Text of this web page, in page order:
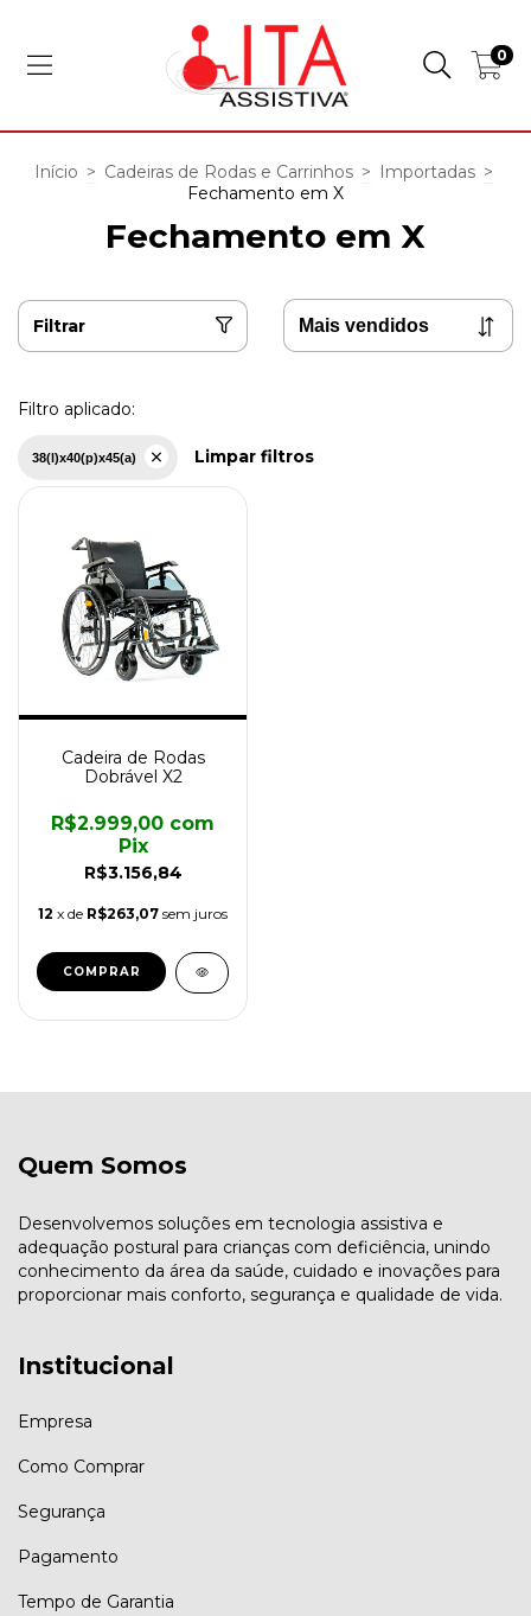
0
Início > Cadeiras de Rodas e Carrinhos > Importadas >
Fechamento em X
Fechamento em X
Filtrar
Filtro aplicado:
38(l)x40(p)x45(a) Limpar filtros
Cadeira de Rodas
Dobrável X2
R$3.156,84
R$2.999,00 com
Pix
12 x de R$263,07 sem juros
COMPRAR
Quem Somos
Desenvolvemos soluções em tecnologia assistiva e
adequação postural para crianças com deficiência, unindo
conhecimento da área da saúde, cuidado e inovações para
proporcionar mais conforto, segurança e qualidade de vida.
Institucional
Empresa
Como Comprar
Segurança
Pagamento
Tempo de Garantia